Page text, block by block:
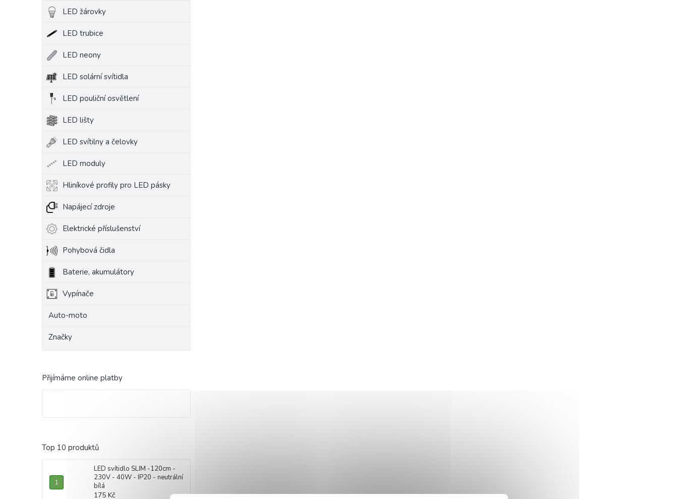
LED žárovky
LED trubice
LED neony
LED solární svítidla
LED pouliční osvětlení
LED lišty
LED svítilny a čelovky
LED moduly
Hliníkové profily pro LED pásky
Napájecí zdroje
Elektrické příslušenství
Pohybová čidla
Baterie, akumulátory
Vypínače
Auto-moto
Značky
Přijímáme online platby
Top 10 produktů
LED svítidlo SLIM -120cm -
230V - 40W - IP20 - neutrální
bílá
175 Kč